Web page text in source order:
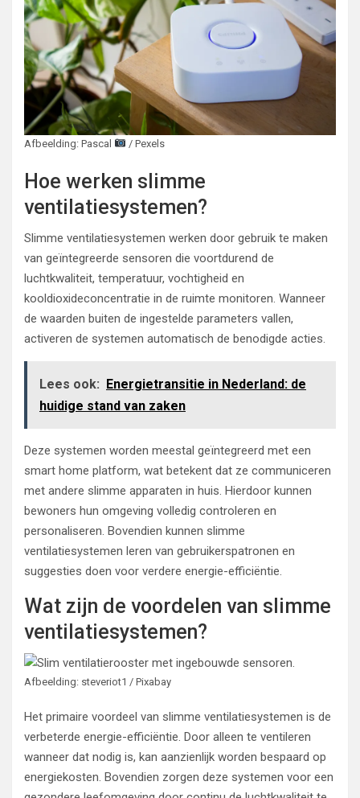
Afbeelding: Pascal / Pexels
Hoe werken slimme
ventilatiesystemen?
Slimme ventilatiesystemen werken door gebruik te maken
van geïntegreerde sensoren die voortdurend de
luchtkwaliteit, temperatuur, vochtigheid en
kooldioxideconcentratie in de ruimte monitoren. Wanneer
de waarden buiten de ingestelde parameters vallen,
activeren de systemen automatisch de benodigde acties.
Lees ook: Energietransitie in Nederland: de
huidige stand van zaken
Deze systemen worden meestal geïntegreerd met een
smart home platform, wat betekent dat ze communiceren
met andere slimme apparaten in huis. Hierdoor kunnen
bewoners hun omgeving volledig controleren en
personaliseren. Bovendien kunnen slimme
ventilatiesystemen leren van gebruikerspatronen en
suggesties doen voor verdere energie-efficiëntie.
Wat zijn de voordelen van slimme
ventilatiesystemen?
Afbeelding: steveriot1 / Pixabay
Het primaire voordeel van slimme ventilatiesystemen is de
verbeterde energie-efficiëntie. Door alleen te ventileren
wanneer dat nodig is, kan aanzienlijk worden bespaard op
energiekosten. Bovendien zorgen deze systemen voor een